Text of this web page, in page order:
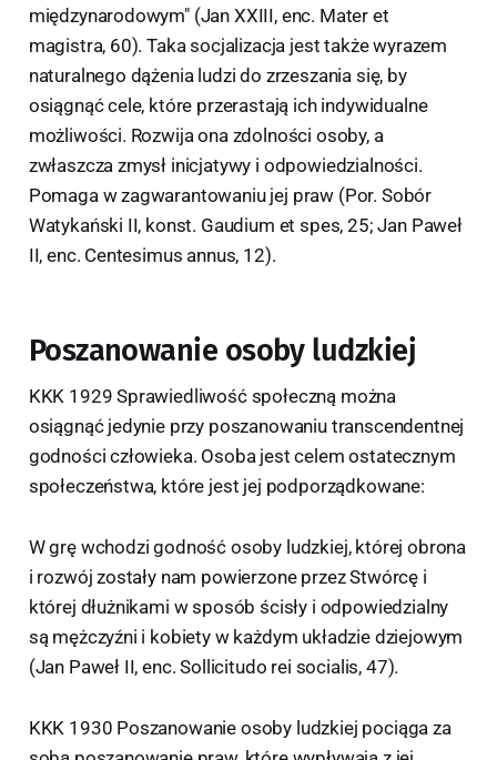
międzynarodowym" (Jan XXIII, enc. Mater et
magistra, 60). Taka socjalizacja jest także wyrazem
naturalnego dążenia ludzi do zrzeszania się, by
osiągnąć cele, które przerastają ich indywidualne
możliwości. Rozwija ona zdolności osoby, a
zwłaszcza zmysł inicjatywy i odpowiedzialności.
Pomaga w zagwarantowaniu jej praw (Por. Sobór
Watykański II, konst. Gaudium et spes, 25; Jan Paweł
II, enc. Centesimus annus, 12).
Poszanowanie osoby ludzkiej
KKK 1929 Sprawiedliwość społeczną można
osiągnąć jedynie przy poszanowaniu transcendentnej
godności człowieka. Osoba jest celem ostatecznym
społeczeństwa, które jest jej podporządkowane:
W grę wchodzi godność osoby ludzkiej, której obrona
i rozwój zostały nam powierzone przez Stwórcę i
której dłużnikami w sposób ścisły i odpowiedzialny
są mężczyźni i kobiety w każdym układzie dziejowym
(Jan Paweł II, enc. Sollicitudo rei socialis, 47).
KKK 1930 Poszanowanie osoby ludzkiej pociąga za